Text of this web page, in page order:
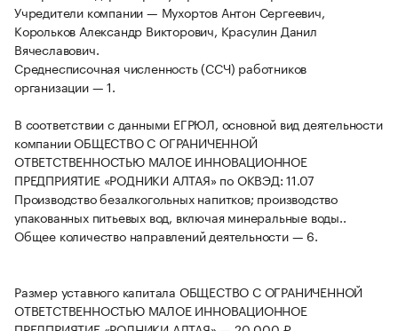
Учредители компании — Мухортов Антон Сергеевич,
Корольков Александр Викторович, Красулин Данил
Вячеславович.
Среднесписочная численность (ССЧ) работников
организации — 1.
В соответствии с данными ЕГРЮЛ, основной вид деятельности
компании ОБЩЕСТВО С ОГРАНИЧЕННОЙ
ОТВЕТСТВЕННОСТЬЮ МАЛОЕ ИННОВАЦИОННОЕ
ПРЕДПРИЯТИЕ «РОДНИКИ АЛТАЯ» по ОКВЭД: 11.07
Производство безалкогольных напитков; производство
упакованных питьевых вод, включая минеральные воды..
Общее количество направлений деятельности — 6.
Размер уставного капитала ОБЩЕСТВО С ОГРАНИЧЕННОЙ
ОТВЕТСТВЕННОСТЬЮ МАЛОЕ ИННОВАЦИОННОЕ